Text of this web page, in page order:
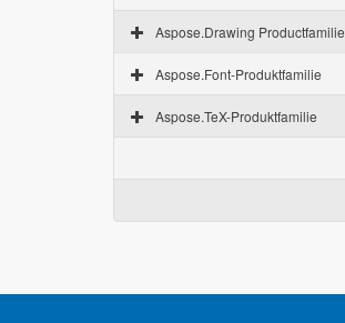
Aspose.Drawing Productfamilie
Aspose.Font-Produktfamilie
Aspose.TeX-Produktfamilie